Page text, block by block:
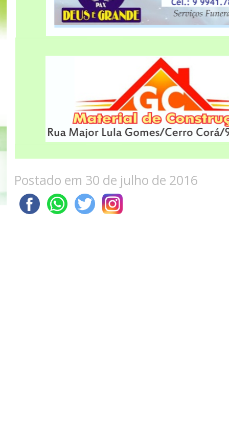
Postado em 30 de julho de 2016